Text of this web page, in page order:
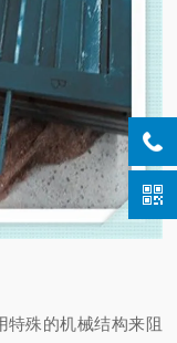
特殊的机械结构来阻